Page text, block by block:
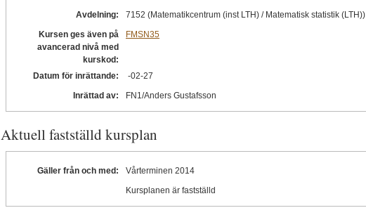
Avdelning:
7152 (Matematikcentrum (inst LTH) / Matematisk statistik (LTH))
Kursen ges även på
avancerad nivå med
kurskod:
FMSN35
Datum för inrättande: -02-27
Inrättad av:
FN1/Anders Gustafsson
Aktuell fastställd kursplan
Gäller från och med:
Vårterminen 2014
Kursplanen är fastställd